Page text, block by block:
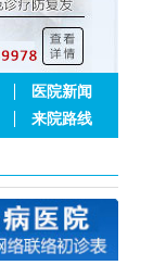
医院新闻
来院路线